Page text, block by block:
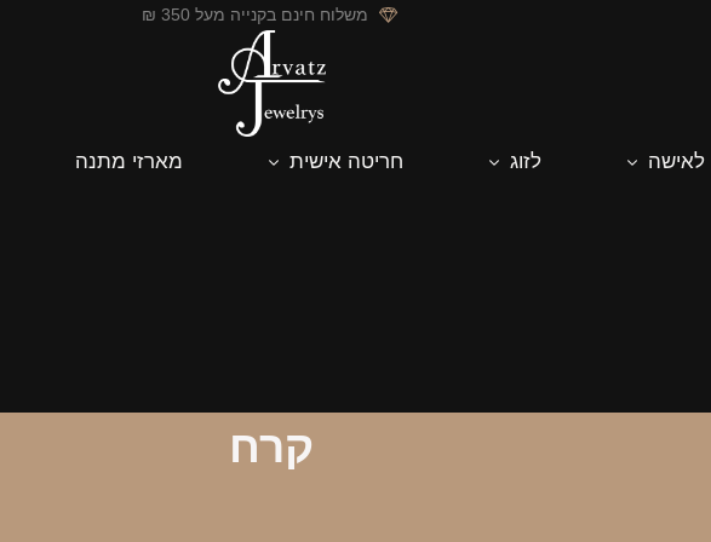
משלוח חינם בקנייה מעל 350 ₪
לאישה לזוג חריטה אישית מארזי מתנה
קרח